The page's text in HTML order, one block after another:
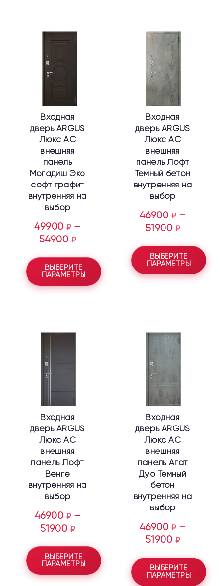
Входная
дверь ARGUS
Люкс АС
внешняя
панель
Могадиш Эко
софт графит
внутренняя на
выбор
49900₽ –
54900 ₽
ВЫБЕРИТЕ
ПАРАМЕТРЫ
товар
выбрать
на
странице
товара.
Входная
дверь ARGUS
Люкс АС
внешняя
панель Лофт
Темный бетон
внутренняя на
выбор
46900 ₽ –
51900 ₽
ВЫБЕРИТЕ
ПАРАМЕТРЫ
товар
имеет
несколько
вариаций.
Опции
можно
выбрать
на
странице
товара.
Входная
дверь ARGUS
Люкс АС
внешняя
панель Лофт
Венге
внутренняя на
выбор
46900 ₽ –
51900 ₽
ВЫБЕРИТЕ
ПАРАМЕТРЫ
товар
выбрать
на
странице
товара.
Входная
дверь ARGUS
Люкс АС
внешняя
панель Агат
Дуо Темный
бетон
внутренняя на
выбор
46900 ₽ –
51900 ₽
ВЫБЕРИТЕ
ПАРАМЕТРЫ
товар
Опции
выбрать
на
странице
товара.